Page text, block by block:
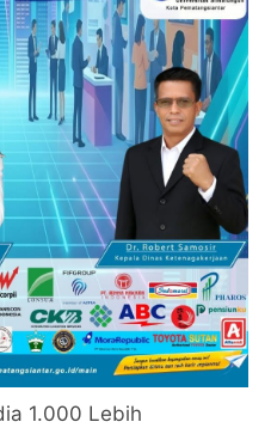
1.000 Lebih